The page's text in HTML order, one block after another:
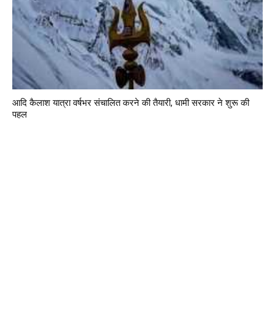
आदि कैलाश यात्रा वर्षभर संचालित करने की तैयारी, धामी सरकार ने शुरू की
पहल